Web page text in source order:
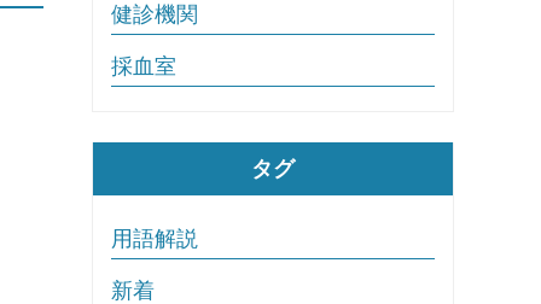
健診機関
採血室
タグ
用語解説
新着